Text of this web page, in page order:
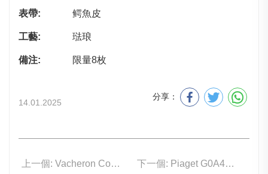
表帶: 鳄魚皮
工藝: 琺琅
備注: 限量8枚
14.01.2025
分享：
上一個: Vacheron Constantin Historiques 222 4200H/222A-B934 下一個: Piaget G0A48021